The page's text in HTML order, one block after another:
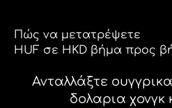
Πώς να μετατρέψετε
HUF σε HKD βήμα προς
Ανταλλάξτε
δολαρια χονγκ